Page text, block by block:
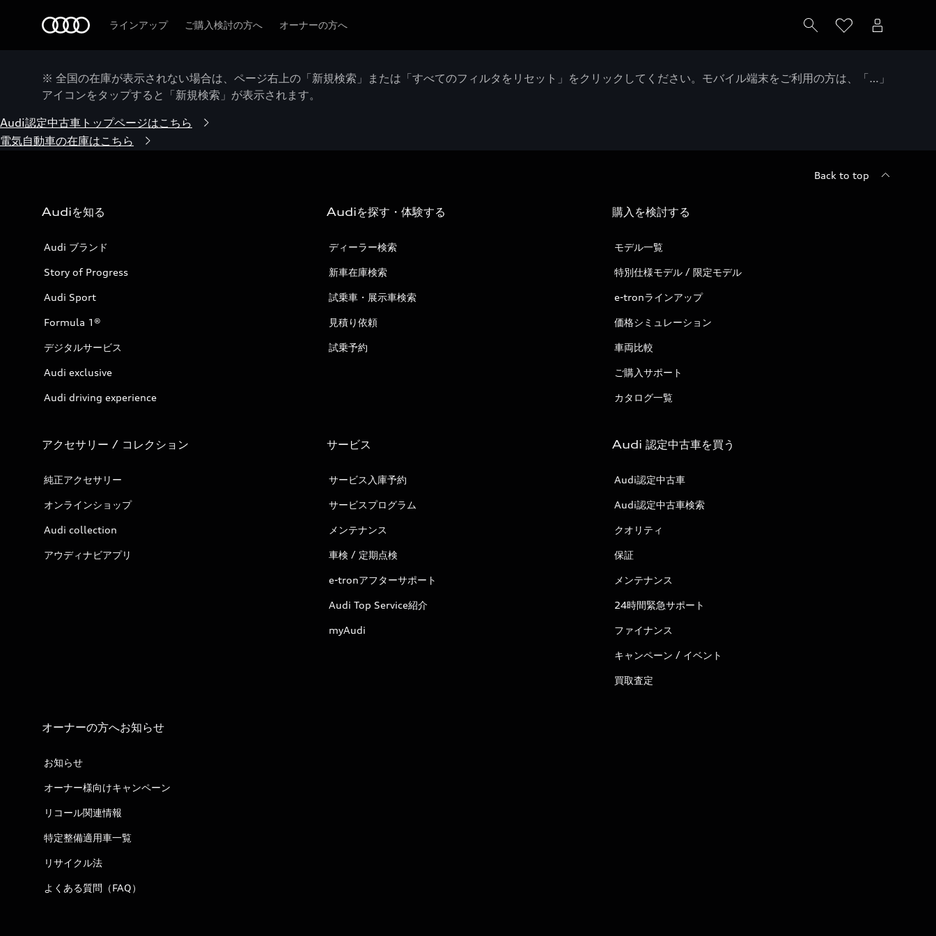
ラインアップ ご購入検討の方へ オーナーの方へ
※ 全国の在庫が表示されない場合は、ページ右上の「新規検索」または「すべてのフィルタをリセット」をクリックしてください。モバイル端末をご利用の方は、「…」
アイコンをタップすると「新規検索」が表示されます。
Audi認定中古車トップページはこちら
電気自動車の在庫はこちら
Back to top
Audiを知る
Audi ブランド
Story of Progress
Audi Sport
Formula 1®
デジタルサービス
Audi exclusive
Audi driving experience
Audiを探す・体験する
ディーラー検索
新車在庫検索
試乗車・展示車検索
見積り依頼
試乗予約
購入を検討する
モデル一覧
特別仕様モデル / 限定モデル
e-tronラインアップ
価格シミュレーション
車両比較
ご購入サポート
カタログ一覧
アクセサリー / コレクション
純正アクセサリー
オンラインショップ
Audi collection
アウディナビアプリ
サービス
サービス入庫予約
サービスプログラム
メンテナンス
車検 / 定期点検
e-tronアフターサポート
Audi Top Service紹介
myAudi
Audi 認定中古車を買う
Audi認定中古車
Audi認定中古車検索
クオリティ
保証
メンテナンス
24時間緊急サポート
ファイナンス
キャンペーン / イベント
買取査定
オーナーの方へお知らせ
お知らせ
オーナー様向けキャンペーン
リコール関連情報
特定整備適用車一覧
リサイクル法
よくある質問（FAQ）